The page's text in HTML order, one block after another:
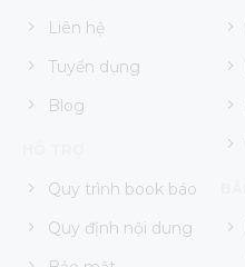
Liên hệ
Tuyển dụng
Blog
Quy trình book báo
Quy định nội dung